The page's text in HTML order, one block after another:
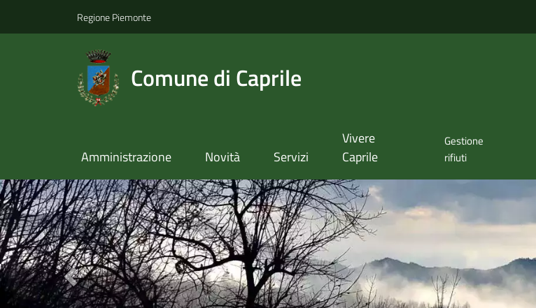
Regione Piemonte
Comune di Caprile
Amministrazione Novità Servizi
Vivere
Caprile
Gestione
rifiuti
Previous